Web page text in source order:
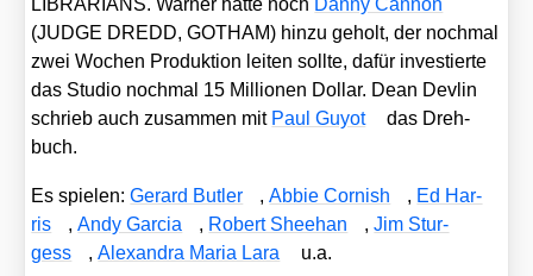
(JUDGE DREDD, GOTHAM) hin­zu geholt, der noch­mal
zwei Wochen Pro­duk­ti­on lei­ten soll­te, dafür inves­tier­te
das Stu­dio noch­mal 15 Mil­lio­nen Dol­lar. Dean Dev­lin
schrieb auch zusam­men mit Paul Guy­ot
das Dreh­
buch.
Es spie­len:Gerard But­ler ,Abbie Cor­nish , Ed Har­
ris
,Andy Gar­cia , Robert Shee­han ,Jim Stur­
gess
,Alex­an­dra Maria Lara u.a.